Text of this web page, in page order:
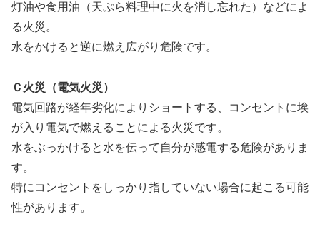
灯油や食用油（天ぷら料理中に火を消し忘れた）などによ
る火災。
水をかけると逆に燃え広がり危険です。
Ｃ火災（電気火災）
電気回路が経年劣化によりショートする、コンセントに埃
が入り電気で燃えることによる火災です。
水をぶっかけると水を伝って自分が感電する危険がありま
す。
特にコンセントをしっかり指していない場合に起こる可能
性があります。